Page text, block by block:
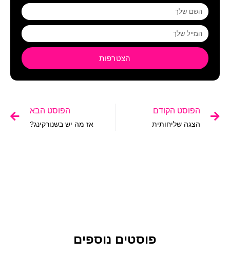
הצטרפות
הפוסט הקודם
הצגה שליחותית
הפוסט הבא
אז מה יש בשנורקינג?
פוסטים נוספים